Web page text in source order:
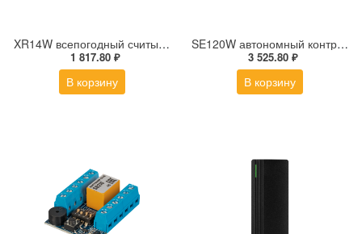
XR14W всепогодный считыватель EM-Marin|Mifare|NFC
1 817.80 ₽
В корзину
SE120W автономный контроллер СКУД
3 525.80 ₽
В корзину